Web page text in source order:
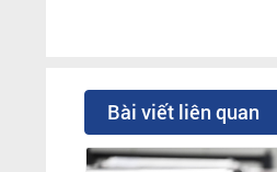
Bài viết liên quan